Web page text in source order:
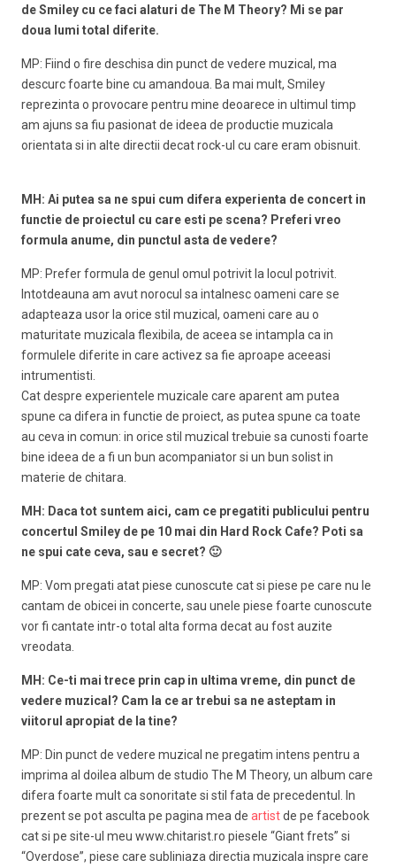
de Smiley cu ce faci alaturi de The M Theory? Mi se par
doua lumi total diferite.
MP: Fiind o fire deschisa din punct de vedere muzical, ma
descurc foarte bine cu amandoua. Ba mai mult, Smiley
reprezinta o provocare pentru mine deoarece in ultimul timp
am ajuns sa fiu pasionat de ideea de productie muzicala
orientata si in alte directii decat rock-ul cu care eram obisnuit.
MH: Ai putea sa ne spui cum difera experienta de concert in
functie de proiectul cu care esti pe scena? Preferi vreo
formula anume, din punctul asta de vedere?
MP: Prefer formula de genul omul potrivit la locul potrivit.
Intotdeauna am avut norocul sa intalnesc oameni care se
adapteaza usor la orice stil muzical, oameni care au o
maturitate muzicala flexibila, de aceea se intampla ca in
formulele diferite in care activez sa fie aproape aceeasi
intrumentisti.
Cat despre experientele muzicale care aparent am putea
spune ca difera in functie de proiect, as putea spune ca toate
au ceva in comun: in orice stil muzical trebuie sa cunosti foarte
bine ideea de a fi un bun acompaniator si un bun solist in
materie de chitara.
MH: Daca tot suntem aici, cam ce pregatiti publicului pentru
concertul Smiley de pe 10 mai din Hard Rock Cafe? Poti sa
ne spui cate ceva, sau e secret? 🙂
MP: Vom pregati atat piese cunoscute cat si piese pe care nu le
cantam de obicei in concerte, sau unele piese foarte cunoscute
vor fi cantate intr-o total alta forma decat au fost auzite
vreodata.
MH: Ce-ti mai trece prin cap in ultima vreme, din punct de
vedere muzical? Cam la ce ar trebui sa ne asteptam in
viitorul apropiat de la tine?
MP: Din punct de vedere muzical ne pregatim intens pentru a
imprima al doilea album de studio The M Theory, un album care
difera foarte mult ca sonoritate si stil fata de precedentul. In
prezent se pot asculta pe pagina mea de artistde pe facebook
cat si pe site-ul meu www.chitarist.ro piesele “Giant frets” si
“Overdose”, piese care subliniaza directia muzicala inspre care